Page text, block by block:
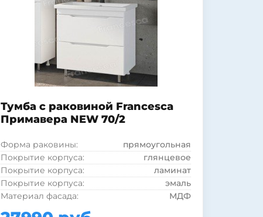
Коллекция:
Примавера NEW
Модель раковины:
Cersanit Como 70
Система хранения:
с дверками
Система хранения:
с ящиками
Покрытие фасада:
глянцевое
Покрытие фасада:
Тумба с раковиной Francesca
Примавера NEW 70/2
Форма раковины:
прямоугольная
Покрытие корпуса:
глянцевое
Покрытие корпуса:
ламинат
Покрытие корпуса:
эмаль
Материал фасада:
МДФ